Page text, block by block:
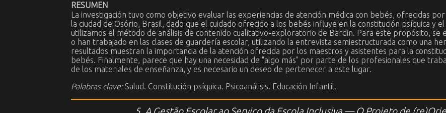
RESUMEN
La investigación tuvo como objetivo evaluar las experiencias de atención médica con bebés, ofrecidas
la ciudad de Osório, Brasil, dado que el cuidado ofrecido a los bebés influye en la constitución psíquica y
utilizamos el método de análisis de contenido cualitativo-exploratorio de Bardin. Para este propósito,
o han trabajado en las clases de guardería escolar, utilizando la entrevista semiestructurada como una
resultados muestran la importancia de la atención ofrecida por los maestros y asistentes para la
bebés. Finalmente, parece que hay una necesidad de "algo más" por parte de los profesionales que
de los materiales de enseñanza, y es necesario un deseo de pertenecer a este lugar.
Palabras clave:Salud. Constitución psíquica. Psicoanálisis. Educación Infantil.